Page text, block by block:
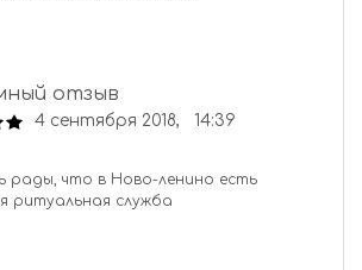
отзыв
4 сентября 2018, 14:39
рады, что в Ново-ленино есть
ритуальная служба